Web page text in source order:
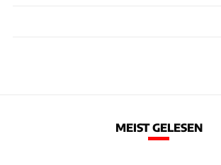
MEIST GELESEN